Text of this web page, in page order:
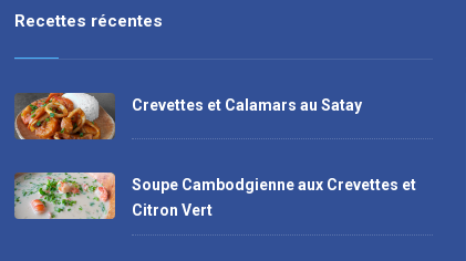
Recettes récentes
Crevettes et Calamars au Satay
Soupe Cambodgienne aux Crevettes et
Citron Vert